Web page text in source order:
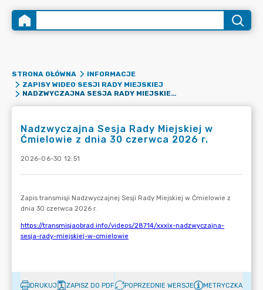
STRONA GŁÓWNA
INFORMACJE
ZAPISY WIDEO SESJI RADY MIEJSKIEJ
NADZWYCZAJNA SESJA RADY MIEJSKIEJ W ĆMIELOWIE Z DNIA 30 CZERWCA 2026 R.
Nadzwyczajna Sesja Rady Miejskiej w
Ćmielowie z dnia 30 czerwca 2026 r.
2026-06-30 12:51
DRUKUJ ZAPISZ DO PDF POPRZEDNIE WERSJE METRYCZKA